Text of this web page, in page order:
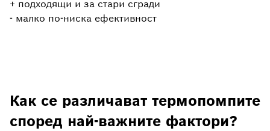
+ подходящи и за стари сгради
- малко по-ниска ефективност
Как се различават термопомпите
според най-важните фактори?